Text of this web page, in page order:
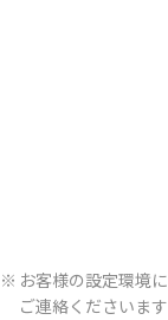
※ お客様の設定環境
ご連絡くださいま